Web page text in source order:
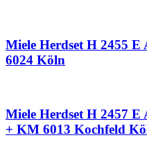
Miele Herdset H 2455
6024 Köln
Miele Herdset H 2457
+ KM 6013 Kochfeld